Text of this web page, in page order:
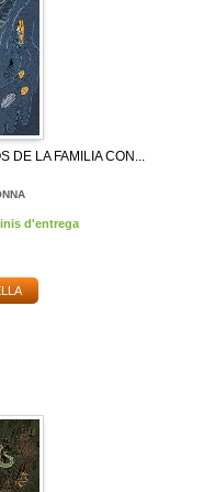
DE LA FAMILIA CON...
d'entrega